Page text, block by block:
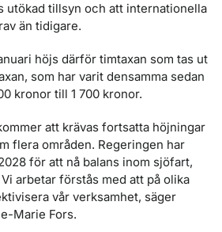
utökad tillsyn och att internationella
än tidigare.
höjs därför timtaxan som tas ut
som har varit densamma sedan
kronor till 1 700 kronor.
att krävas fortsatta höjningar
flera områden. Regeringen har
för att nå balans inom sjöfart,
arbetar förstås med att på olika
vår verksamhet, säger
Marie Fors.